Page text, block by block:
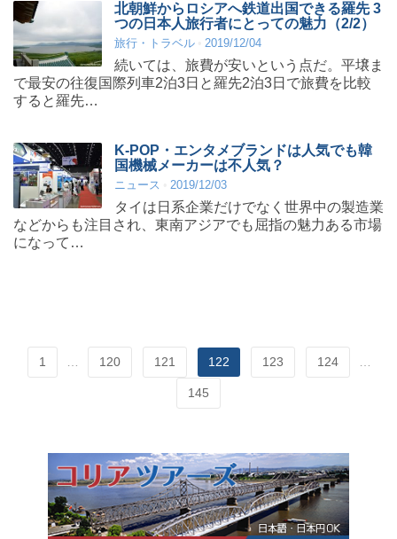
北朝鮮からロシアへ鉄道出国できる羅先 3
つの日本人旅行者にとっての魅力（2/2）
旅行・トラベル 2019/12/04
続いては、旅費が安いという点だ。平壌ま
で最安の往復国際列車2泊3日と羅先2泊3日で旅費を比較
すると羅先…
K-POP・エンタメブランドは人気でも韓
国機械メーカーは不人気？
ニュース 2019/12/03
タイは日系企業だけでなく世界中の製造業
などからも注目され、東南アジアでも屈指の魅力ある市場
になって…
1 120 121 122 123 124
145